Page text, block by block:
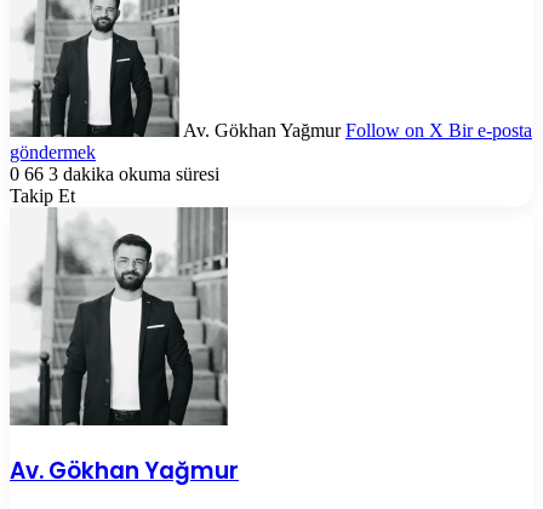
Av. Gökhan Yağmur Follow on X Bir e-posta
göndermek
0 66 3 dakika okuma süresi
Takip Et
Av. Gökhan Yağmur